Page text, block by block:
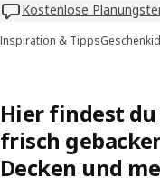
Kostenlose
Inspiration & Tipps
Hier findest
frisch
Decken und